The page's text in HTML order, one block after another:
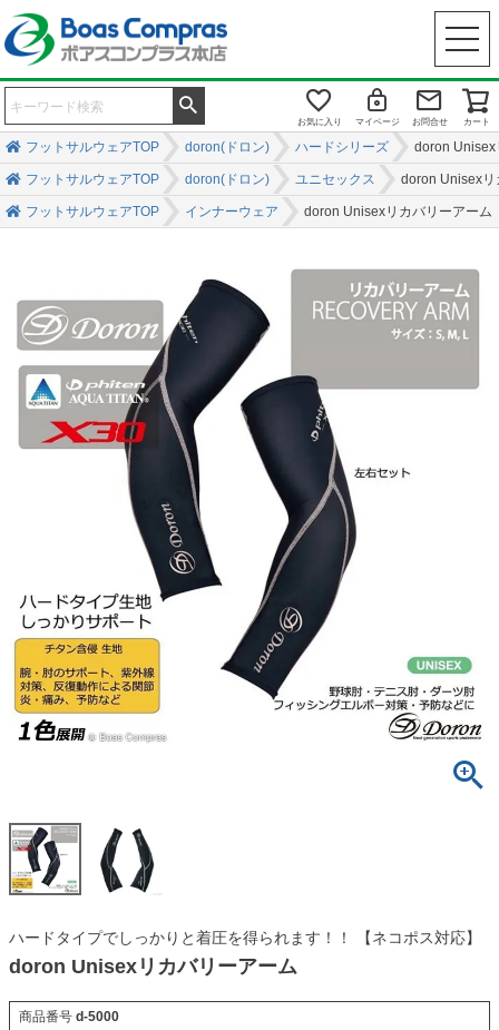
お気に入り マイページ お問合せ カート
フットサルウェアTOP doron(ドロン) ハードシリーズ doron Unisex
フットサルウェアTOP doron(ドロン) ユニセックス doron Unisexリ
フットサルウェアTOP インナーウェア doron Unisexリカバリーアーム
ハードタイプでしっかりと着圧を得られます！！ 【ネコポス対応】
doron Unisexリカバリーアーム
商品番号 d-5000